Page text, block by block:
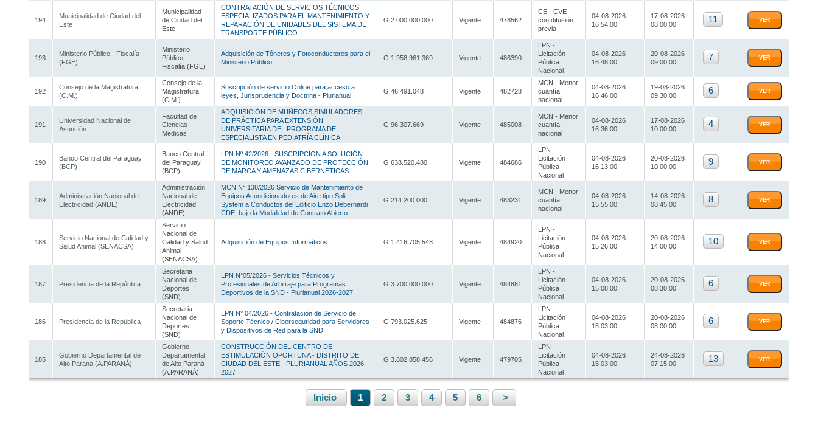
194
Municipalidad de Ciudad del
Este
Municipalidad
de Ciudad del
Este
CONTRATACIÓN DE SERVICIOS TÉCNICOS
ESPECIALIZADOS PARA EL MANTENIMIENTO Y
REPARACIÓN DE UNIDADES DEL SISTEMA DE
TRANSPORTE PÚBLICO
₲ 2.000.000.000 Vigente 478562
CE - CVE
con difusión
previa
04-08-2026
16:54:00
17-08-2026
08:00:00
11 VER
193
Ministerio Público - Fiscalía
(FGE)
Ministerio
Público -
Fiscalía (FGE)
Adquisición de Tóneres y Fotoconductores para el
Ministerio Público.
₲ 1.958.961.369 Vigente 486390
LPN -
Licitación
Pública
Nacional
04-08-2026
16:48:00
20-08-2026
09:00:00
7 VER
192
Consejo de la Magistratura
(C.M.)
Consejo de la
Magistratura
(C.M.)
Suscripción de servicio Online para acceso a
leyes, Jurisprudencia y Doctrina - Plurianual
₲ 46.491.048 Vigente 482728
MCN - Menor
cuantía
nacional
04-08-2026
16:46:00
19-08-2026
09:30:00
6 VER
191
Universidad Nacional de
Asunción
Facultad de
Ciencias
Medicas
ADQUISICIÓN DE MUÑECOS SIMULADORES
DE PRÁCTICA PARA EXTENSIÓN
UNIVERSITARIA DEL PROGRAMA DE
ESPECIALISTA EN PEDIATRÍA CLÍNICA
₲ 96.307.669 Vigente 485008
MCN - Menor
cuantía
nacional
04-08-2026
16:36:00
17-08-2026
10:00:00
4 VER
190
Banco Central del Paraguay
(BCP)
Banco Central
del Paraguay
(BCP)
LPN Nº 42/2026 - SUSCRIPCION A SOLUCIÓN
DE MONITOREO AVANZADO DE PROTECCIÓN
DE MARCA Y AMENAZAS CIBERNÉTICAS
₲ 638.520.480 Vigente 484686
LPN -
Licitación
Pública
Nacional
04-08-2026
16:13:00
20-08-2026
10:00:00
9 VER
189
Administración Nacional de
Electricidad (ANDE)
Administración
Nacional de
Electricidad
(ANDE)
MCN N° 138/2026 Servicio de Mantenimiento de
Equipos Acondicionadores de Aire tipo Split
System a Conductos del Edificio Enzo Debernardi
CDE, bajo la Modalidad de Contrato Abierto
₲ 214.200.000 Vigente 483231
MCN - Menor
cuantía
nacional
04-08-2026
15:55:00
14-08-2026
08:45:00
8 VER
188
Servicio Nacional de Calidad y
Salud Animal (SENACSA)
Servicio
Nacional de
Calidad y Salud
Animal
(SENACSA)
Adquisición de Equipos Informáticos ₲ 1.416.705.548 Vigente 484920
LPN -
Licitación
Pública
Nacional
04-08-2026
15:26:00
20-08-2026
14:00:00
10 VER
187 Presidencia de la República
Secretaria
Nacional de
Deportes
(SND)
LPN N°05/2026 - Servicios Técnicos y
Profesionales de Arbitraje para Programas
Deportivos de la SND - Plurianual 2026-2027
₲ 3.700.000.000 Vigente 484881
LPN -
Licitación
Pública
Nacional
04-08-2026
15:08:00
20-08-2026
08:30:00
6 VER
186 Presidencia de la República
Secretaria
Nacional de
Deportes
(SND)
LPN N° 04/2026 - Contratación de Servicio de
Soporte Técnico / Ciberseguridad para Servidores
y Dispositivos de Red para la SND
₲ 793.025.625 Vigente 484876
LPN -
Licitación
Pública
Nacional
04-08-2026
15:03:00
20-08-2026
08:00:00
6 VER
185
Gobierno Departamental de
Alto Paraná (A.PARANÁ)
Gobierno
Departamental
de Alto Paraná
(A.PARANÁ)
CONSTRUCCIÓN DEL CENTRO DE
ESTIMULACIÓN OPORTUNA - DISTRITO DE
CIUDAD DEL ESTE - PLURIANUAL AÑOS 2026 -
2027
₲ 3.802.858.456 Vigente 479705
LPN -
Licitación
Pública
Nacional
04-08-2026
15:03:00
24-08-2026
07:15:00
13 VER
Inicio 1 2 3 4 5 6 >